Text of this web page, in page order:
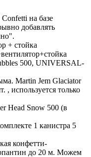
на базе
добавлять
+ стойка
500, UNIVERSAL-
Martin Jem Glaciator
используется только
Head Snow 500 (в
1 канистра 5
конфетти-
до 20 м. Можем